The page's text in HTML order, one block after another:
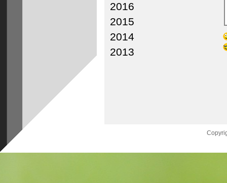
2016
2015
2014
2013